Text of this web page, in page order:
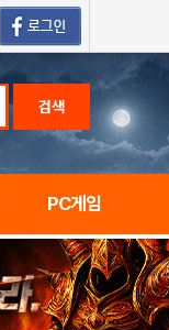
검색
PC게임